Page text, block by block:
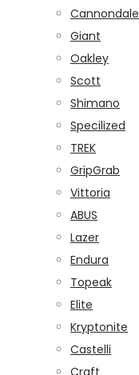
Cannondale
Giant
Oakley
Scott
Shimano
Specilized
TREK
GripGrab
Vittoria
ABUS
Lazer
Endura
Topeak
Elite
Kryptonite
Castelli
Craft